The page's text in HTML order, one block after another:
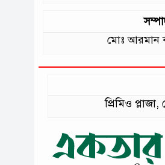
মোঃ আরমান
প্রিমিও